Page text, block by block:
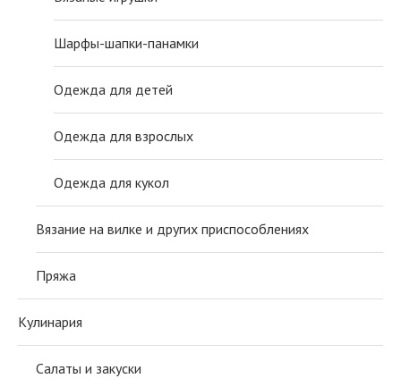
Шарфы-шапки-панамки
Одежда для детей
Одежда для взрослых
Одежда для кукол
Вязание на вилке и других приспособлениях
Пряжа
Кулинария
Салаты и закуски